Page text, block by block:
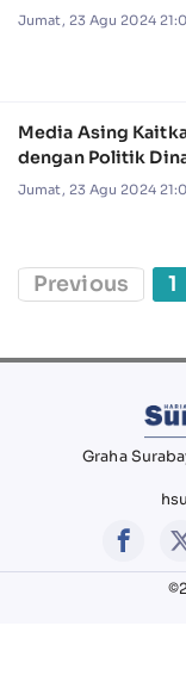
Jumat, 23 Agu 2024
Media Asing
dengan Politik
Jumat, 23 Agu 2024
Previous 1
Graha